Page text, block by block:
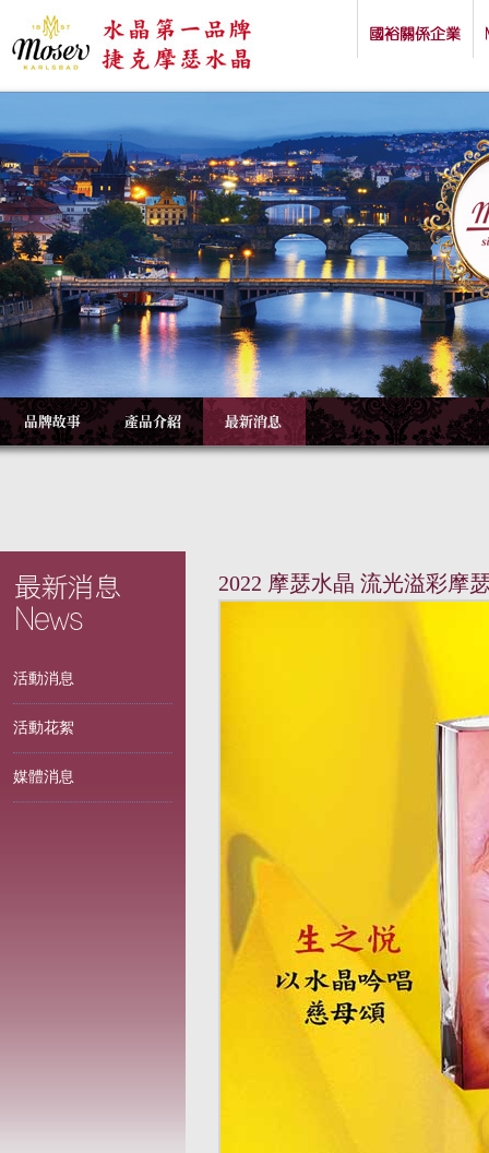
活動消息
活動花絮
媒體消息
2022 摩瑟水晶 流光溢彩摩